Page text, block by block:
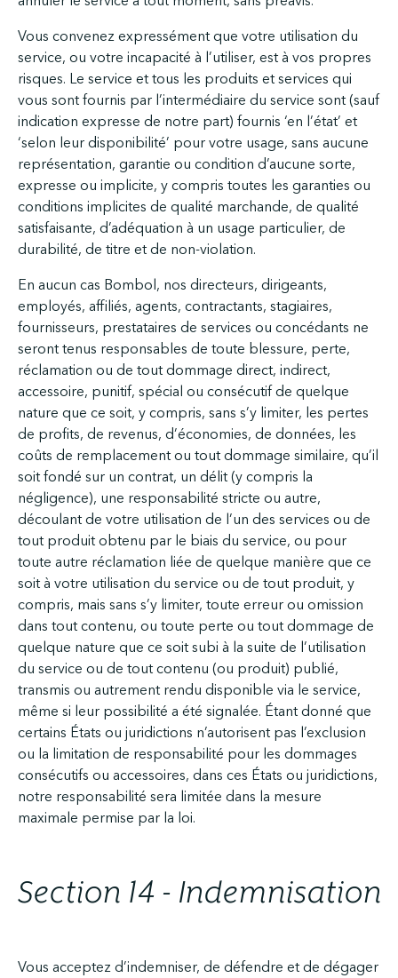
Vous convenez expressément que votre utilisation du
service, ou votre incapacité à l’utiliser, est à vos propres
risques. Le service et tous les produits et services qui
vous sont fournis par l’intermédiaire du service sont (sauf
indication expresse de notre part) fournis ‘en l’état’ et
‘selon leur disponibilité’ pour votre usage, sans aucune
représentation, garantie ou condition d’aucune sorte,
expresse ou implicite, y compris toutes les garanties ou
conditions implicites de qualité marchande, de qualité
satisfaisante, d’adéquation à un usage particulier, de
durabilité, de titre et de non-violation.
En aucun cas Bombol, nos directeurs, dirigeants,
employés, affiliés, agents, contractants, stagiaires,
fournisseurs, prestataires de services ou concédants ne
seront tenus responsables de toute blessure, perte,
réclamation ou de tout dommage direct, indirect,
accessoire, punitif, spécial ou consécutif de quelque
nature que ce soit, y compris, sans s’y limiter, les pertes
de profits, de revenus, d’économies, de données, les
coûts de remplacement ou tout dommage similaire, qu’il
soit fondé sur un contrat, un délit (y compris la
négligence), une responsabilité stricte ou autre,
découlant de votre utilisation de l’un des services ou de
tout produit obtenu par le biais du service, ou pour
toute autre réclamation liée de quelque manière que ce
soit à votre utilisation du service ou de tout produit, y
compris, mais sans s’y limiter, toute erreur ou omission
dans tout contenu, ou toute perte ou tout dommage de
quelque nature que ce soit subi à la suite de l’utilisation
du service ou de tout contenu (ou produit) publié,
transmis ou autrement rendu disponible via le service,
même si leur possibilité a été signalée. Étant donné que
certains États ou juridictions n’autorisent pas l’exclusion
ou la limitation de responsabilité pour les dommages
consécutifs ou accessoires, dans ces États ou juridictions,
notre responsabilité sera limitée dans la mesure
maximale permise par la loi.
Section 14 - Indemnisation
Vous acceptez d’indemniser, de défendre et de dégager